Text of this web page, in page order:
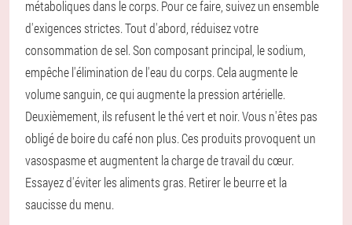
métaboliques dans le corps. Pour ce faire, suivez un ensemble
d'exigences strictes. Tout d'abord, réduisez votre
consommation de sel. Son composant principal, le sodium,
empêche l'élimination de l'eau du corps. Cela augmente le
volume sanguin, ce qui augmente la pression artérielle.
Deuxièmement, ils refusent le thé vert et noir. Vous n'êtes pas
obligé de boire du café non plus. Ces produits provoquent un
vasospasme et augmentent la charge de travail du cœur.
Essayez d'éviter les aliments gras. Retirer le beurre et la
saucisse du menu.